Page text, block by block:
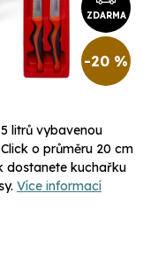
ZDARMA
-20 %
litrů vybavenou
o průměru 20 cm
dostanete kuchařku
Více informací